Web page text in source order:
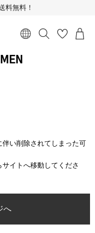
料無料！
MEN
い削除されてしまった可
イトへ移動してくださ
へ